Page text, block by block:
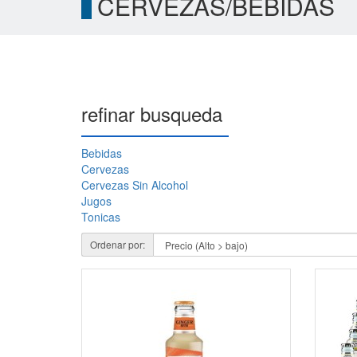
refinar busqueda
Bebidas
Cervezas
Cervezas Sin Alcohol
Jugos
Tonicas
Ordenar por: